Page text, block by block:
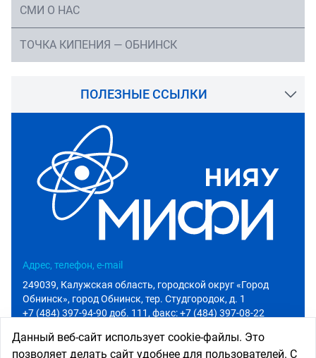
СМИ О НАС
ТОЧКА КИПЕНИЯ — ОБНИНСК
ПОЛЕЗНЫЕ ССЫЛКИ
Адрес, телефон, e-mail
249039, Калужская область, городской округ «Город
Обнинск», город Обнинск, тер. Студгородок, д. 1
+7 (484) 397-94-90 доб. 111, факс: +7 (484) 397-08-22
Данный веб-сайт использует cookie-файлы. Это
позволяет делать сайт удобнее для пользователей. С